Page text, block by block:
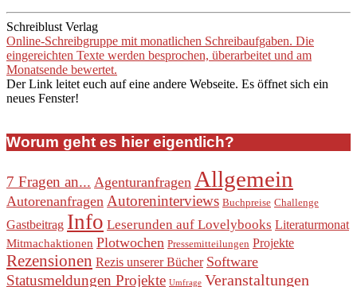
Schreiblust Verlag
Online-Schreibgruppe mit monatlichen Schreibaufgaben. Die
eingereichten Texte werden besprochen, überarbeitet und am
Monatsende bewertet.
Der Link leitet euch auf eine andere Webseite. Es öffnet sich ein
neues Fenster!
Worum geht es hier eigentlich?
7 Fragen an... Agenturanfragen Allgemein
Autorenanfragen Autoreninterviews Buchpreise Challenge
Gastbeitrag Info Leserunden auf Lovelybooks Literaturmonat
Mitmachaktionen Plotwochen Pressemitteilungen Projekte
Rezensionen Rezis unserer Bücher Software
Statusmeldungen Projekte Umfrage Veranstaltungen